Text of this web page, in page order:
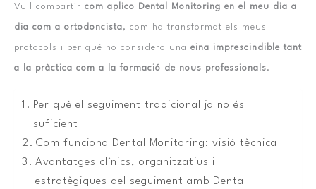
Vull compartir com aplico Dental Monitoring en el meu dia a
dia com a ortodoncista, com ha transformat els meus
protocols i per què ho considero una eina imprescindible tant
a la pràctica com a la formació de nous professionals.
Per què el seguiment tradicional ja no és
suficient
Com funciona Dental Monitoring: visió tècnica
Avantatges clínics, organitzatius i
estratègiques del seguiment amb Dental